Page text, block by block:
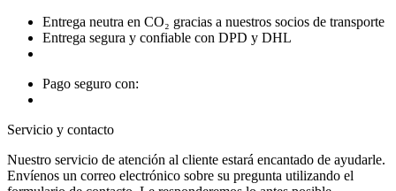
Entrega neutra en CO₂ gracias a nuestros socios de transporte
Entrega segura y confiable con DPD y DHL
Pago seguro con:
Servicio y contacto
Nuestro servicio de atención al cliente estará encantado de ayudarle.
Envíenos un correo electrónico sobre su pregunta utilizando el